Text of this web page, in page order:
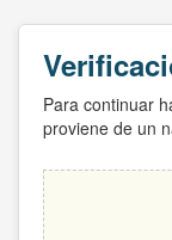
Para continuar
proviene de un